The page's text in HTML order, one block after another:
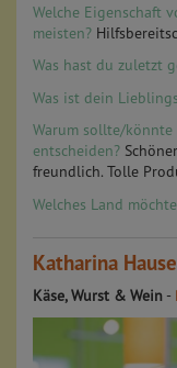
Welche Eigenschaft
meisten?
Was hast du zuletzt
Was ist dein
Warum sollte/
entscheiden?
freundlich. Tolle
Welches Land
Katharina
Käse, Wurst & Wein -